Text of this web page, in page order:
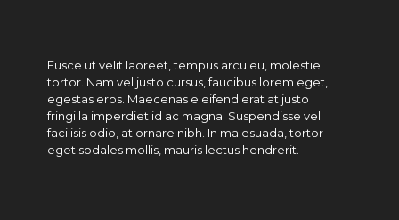
Fusce ut velit laoreet, tempus arcu eu, molestie
tortor. Nam vel justo cursus, faucibus lorem eget,
egestas eros. Maecenas eleifend erat at justo
fringilla imperdiet id ac magna. Suspendisse vel
facilisis odio, at ornare nibh. In malesuada, tortor
eget sodales mollis, mauris lectus hendrerit.